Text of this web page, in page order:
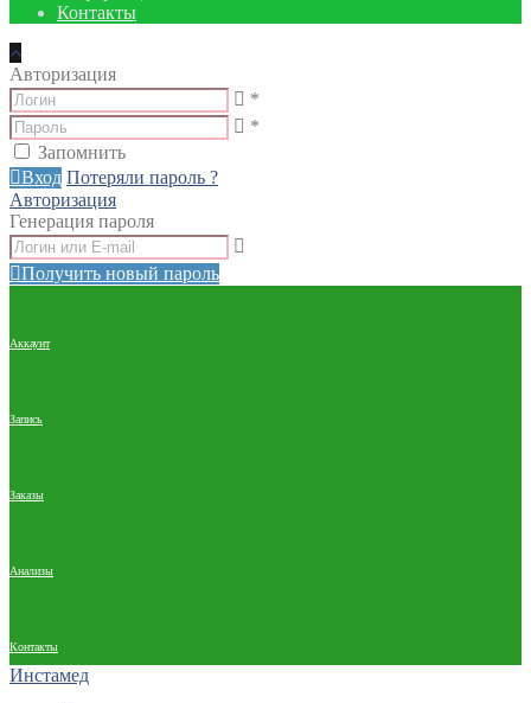
Контакты
Авторизация
*
*
Запомнить
Вход Потеряли пароль ?
Авторизация
Генерация пароля
Получить новый пароль
Аккаунт
Запись
Заказы
Анализы
Контакты
Инстамед